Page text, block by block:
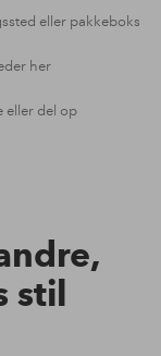
eller pakkeboks
her
eller del op
stil